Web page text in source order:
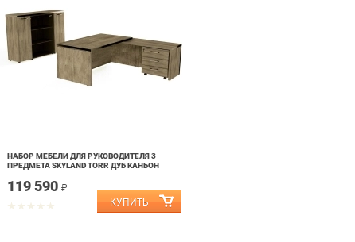
НАБОР МЕБЕЛИ ДЛЯ РУКОВОДИТЕЛЯ 3
ПРЕДМЕТА SKYLAND TORR ДУБ КАНЬОН
119 590 ₽